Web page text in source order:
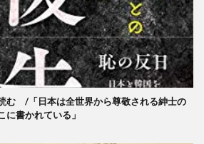
む /「日本は全世界から尊敬される紳士の
に書かれている」